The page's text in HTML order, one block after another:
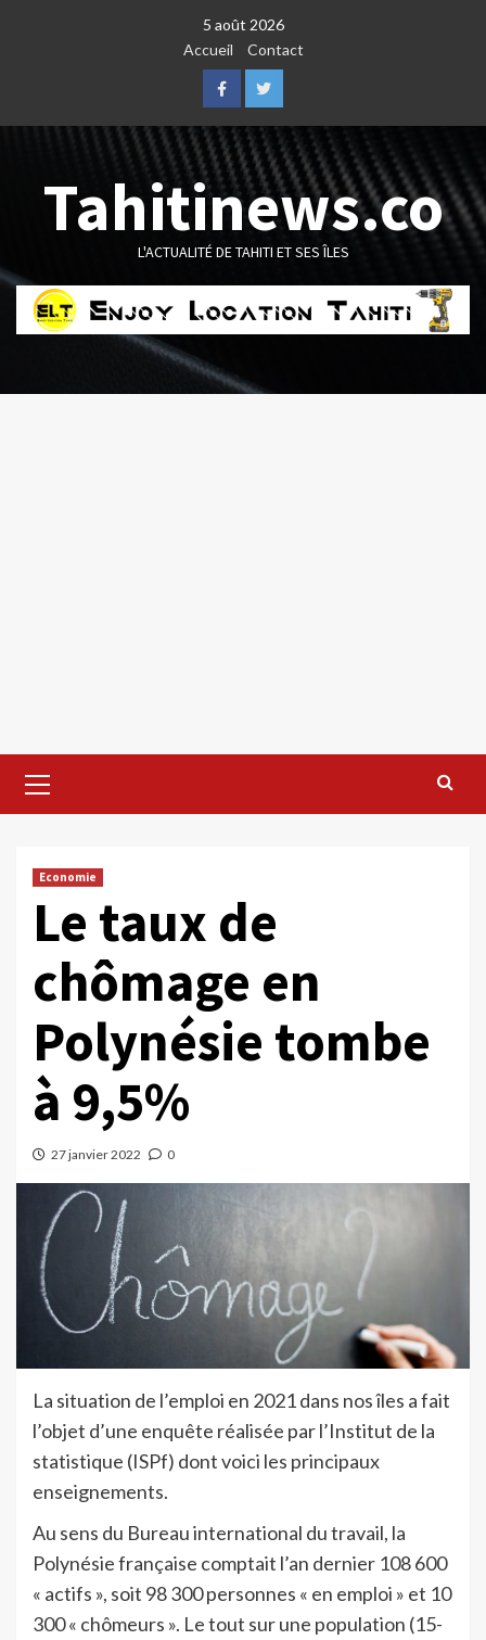
5 août 2026
Accueil
Contact
FacebookTwitter
Tahitinews.co
L'ACTUALITÉ DE TAHITI ET SES ÎLES
Menu
Economie
Le taux de
chômage en
Polynésie tombe
à 9,5%
27 janvier 2022 0
La situation de l’emploi en 2021 dans nos îles a fait
l’objet d’une enquête réalisée par l’Institut de la
statistique (ISPf) dont voici les principaux
enseignements.
Au sens du Bureau international du travail, la
Polynésie française comptait l’an dernier 108 600
« actifs », soit 98 300 personnes « en emploi » et 10
300 « chômeurs ». Le tout sur une population (15-